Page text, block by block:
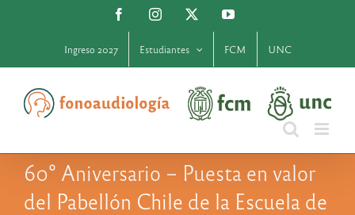
FacebookInstagram YouTube
Ingreso 2027 Estudiantes FCM UNC
60° Aniversario – Puesta en valor
del Pabellón Chile de la Escuela de